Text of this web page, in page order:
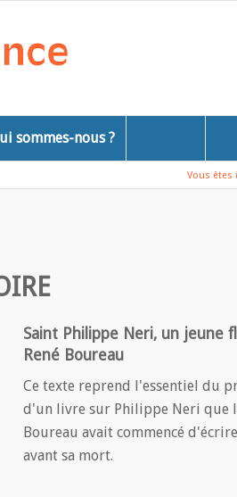
sommes-nous ?
Vous êtes
Saint Philippe Neri, un jeune
René Boureau
Ce texte reprend l'essentiel du
d'un livre sur Philippe Neri que
Boureau avait commencé
avant sa mort.